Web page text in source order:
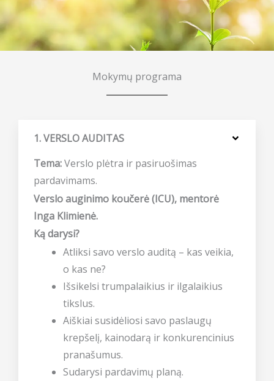
Mokymų programa
1. VERSLO AUDITAS
Tema:Verslo plėtra ir pasiruošimas
pardavimams.
Verslo auginimo koučerė (ICU), mentorė
Inga Klimienė.
Ką darysi?
Atliksi savo verslo auditą – kas veikia,
o kas ne?
Išsikelsi trumpalaikius ir ilgalaikius
tikslus.
Aiškiai susidėliosi savo paslaugų
krepšelį, kainodarą ir konkurencinius
pranašumus.
Sudarysi pardavimų planą.